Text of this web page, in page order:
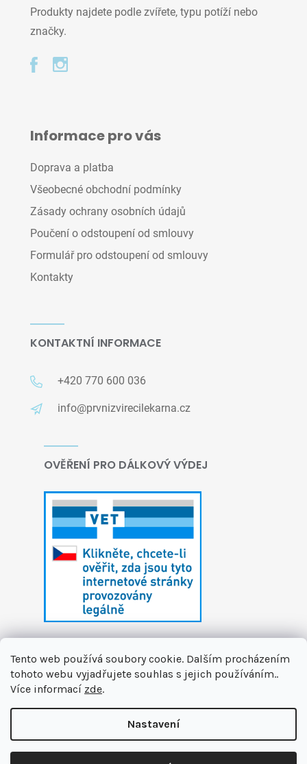
Tento web používá soubory cookie. Dalším procházením
tohoto webu vyjadřujete souhlas s jejich používáním..
Více informací zde.
Nastavení
🏝️ Dáváme si letní pauzu. Připravujeme pro vás novinky a na
Produkty najdete podle zvířete, typu potíží nebo
značky.
Informace pro vás
Doprava a platba
Všeobecné obchodní podmínky
Zásady ochrany osobních údajů
Poučení o odstoupení od smlouvy
Formulář pro odstoupení od smlouvy
Kontakty
KONTAKTNÍ INFORMACE
+420 770 600 036
info@prvnizvirecilekarna.cz
OVĚŘENÍ PRO DÁLKOVÝ VÝDEJ
Copyright 2026První zvířecí lékárna. Všechna